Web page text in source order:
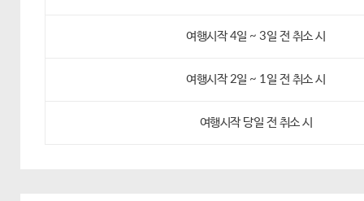
여행시작 4일 ~ 3일 전 취소 시
여행시작 2일 ~ 1일 전 취소 시
여행시작 당일 전 취소 시